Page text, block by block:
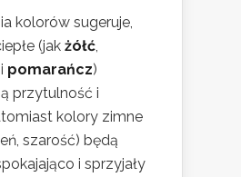
kolorów sugeruje,
(jak żółć,
i pomarańcz)
przytulność i
kolory zimne
szarość) będą
i sprzyjały